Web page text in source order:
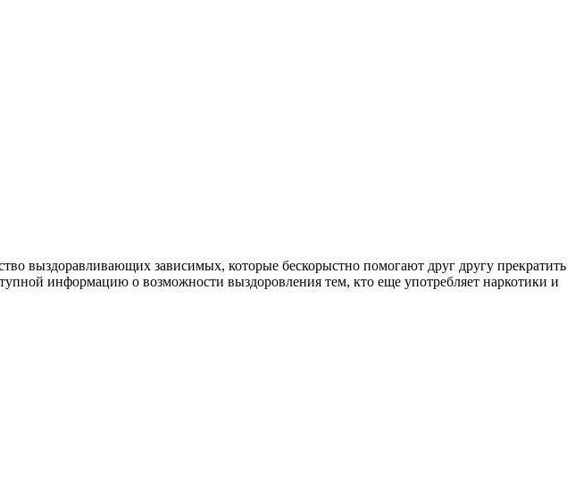
выздоравливающих зависимых, которые бескорыстно помогают друг другу прекратить
информацию о возможности выздоровления тем, кто еще употребляет наркотики и